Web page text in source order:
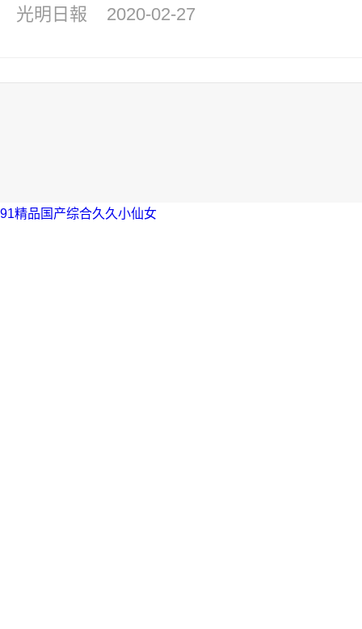
光明日報 2020-02-27
91精品国产综合久久小仙女